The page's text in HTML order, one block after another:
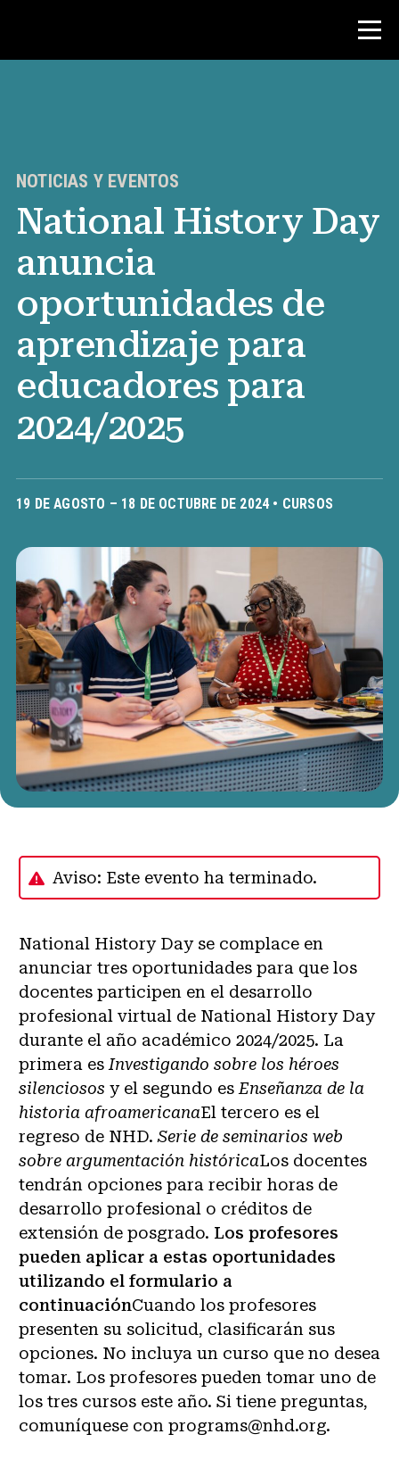
Recursos para maestros
Noticias y Eventos
Acerca de NHD
Involucrarse
NOTICIAS Y EVENTOS
National History Day
anuncia
oportunidades de
aprendizaje para
educadores para
2024/2025
19 DE AGOSTO – 18 DE OCTUBRE DE 2024 • CURSOS
Aviso: Este evento ha terminado.
National History Day se complace en
anunciar tres oportunidades para que los
docentes participen en el desarrollo
profesional virtual de National History Day
durante el año académico 2024/2025. La
primera esInvestigando sobre los héroes
silenciosos y el segundo esEnseñanza de la
historia afroamericanaEl tercero es el
regreso de NHD.Serie de seminarios web
sobre argumentación históricaLos docentes
tendrán opciones para recibir horas de
desarrollo profesional o créditos de
extensión de posgrado. Los profesores
pueden aplicar a estas oportunidades
utilizando el formulario a
continuaciónCuando los profesores
presenten su solicitud, clasificarán sus
opciones. No incluya un curso que no desea
tomar. Los profesores pueden tomar uno de
los tres cursos este año. Si tiene preguntas,
comuníquese con programs@nhd.org.